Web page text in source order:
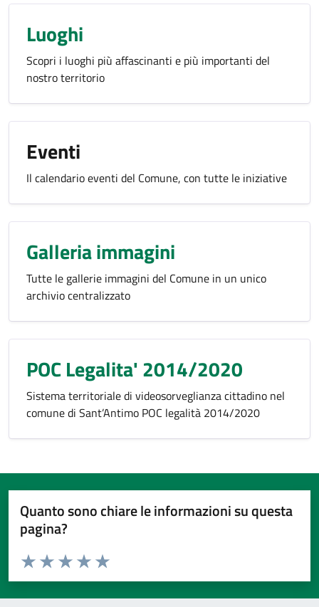
Luoghi
Scopri i luoghi più affascinanti e più importanti del
nostro territorio
Eventi
Il calendario eventi del Comune, con tutte le iniziative
Galleria immagini
Tutte le gallerie immagini del Comune in un unico
archivio centralizzato
POC Legalita' 2014/2020
Sistema territoriale di videosorveglianza cittadino nel
comune di Sant’Antimo POC legalità 2014/2020
Quanto sono chiare le informazioni su questa
pagina?
Valuta da 1 a 5 stelle la pagina
Valuta 5 stelle su 5
Valuta 4 stelle su 5
Valuta 3 stelle su 5
Valuta 2 stelle su 5
Valuta 1 stelle su 5